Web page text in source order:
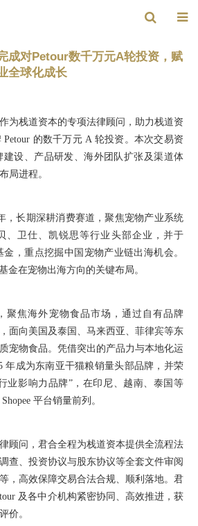
成对Petour数千万元A轮投资，赋
全球化成长
为栈道资本的专项法律顾问，助力栈道资
的数千万元 A 轮投资。本次交易资
建设、产品研发、海外团队扩张及渠道体
局进程。
，长期深耕消费赛道，聚焦宠物产业系统
、卫仕、凯锐思等行业头部企业，并于
金，重点挖掘中国宠物产业链出海机会。
金在宠物出海方向的关键布局。
聚焦海外宠物食品市场，通过自有品牌
面向美国及泰国、马来西亚、菲律宾等东
宠物食品。凭借突出的产品力与本地化运
年成为东南亚干猫粮销量头部品牌，并荣
业影响力品牌”，在印尼、越南、泰国等
平台销量前列。
顾问，君合全程为栈道资本提供全流程法
查、投资协议与股东协议等全套文件审阅
，高效保障交易合法合规、顺利落地。君
及各中介机构紧密协同、高效推进，获
价。